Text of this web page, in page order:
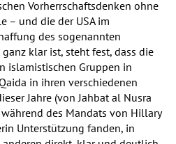
Vorherrschaftsdenken ohne
– und die der USAim
des sogenannten
klar ist, steht fest, dass die
islamistischen Gruppen in
in ihren verschiedenen
Jahre (von Jahbat al Nusra
während des Mandats von Hillary
Unterstützung fanden, in